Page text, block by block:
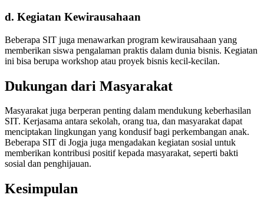
d. Kegiatan Kewirausahaan
Beberapa SIT juga menawarkan program kewirausahaan yang
memberikan siswa pengalaman praktis dalam dunia bisnis. Kegiatan
ini bisa berupa workshop atau proyek bisnis kecil-kecilan.
Dukungan dari Masyarakat
Masyarakat juga berperan penting dalam mendukung keberhasilan
SIT. Kerjasama antara sekolah, orang tua, dan masyarakat dapat
menciptakan lingkungan yang kondusif bagi perkembangan anak.
Beberapa SIT di Jogja juga mengadakan kegiatan sosial untuk
memberikan kontribusi positif kepada masyarakat, seperti bakti
sosial dan penghijauan.
Kesimpulan